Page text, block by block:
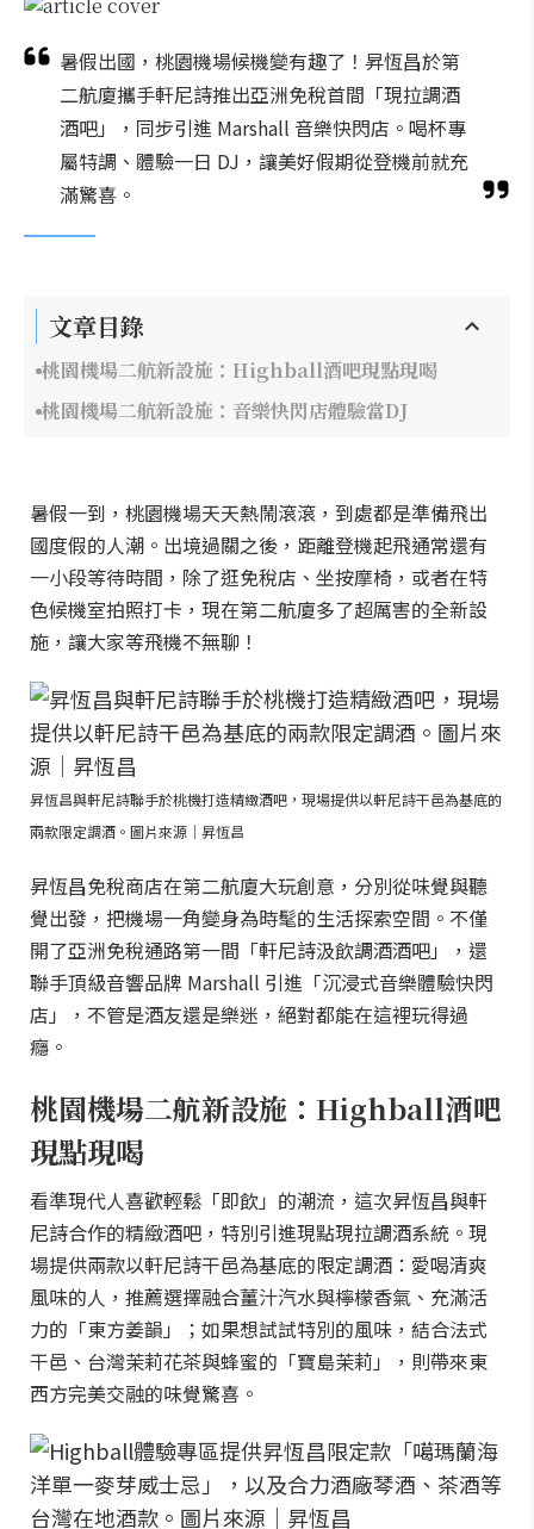
暑假出國，桃園機場候機變有趣了！昇恆昌於第
二航廈攜手軒尼詩推出亞洲免稅首間「現拉調酒
酒吧」，同步引進 Marshall 音樂快閃店。喝杯專
屬特調、體驗一日 DJ，讓美好假期從登機前就充
滿驚喜。
文章目錄
桃園機場二航新設施：Highball酒吧現點現喝
桃園機場二航新設施：音樂快閃店體驗當DJ
暑假一到，桃園機場天天熱鬧滾滾，到處都是準備飛出
國度假的人潮。出境過關之後，距離登機起飛通常還有
一小段等待時間，除了逛免稅店、坐按摩椅，或者在特
色候機室拍照打卡，現在第二航廈多了超厲害的全新設
施，讓大家等飛機不無聊！
昇恆昌與軒尼詩聯手於桃機打造精緻酒吧，現場提供以軒尼詩干邑為基底的
兩款限定調酒。圖片來源｜昇恆昌
昇恆昌免稅商店在第二航廈大玩創意，分別從味覺與聽
覺出發，把機場一角變身為時髦的生活探索空間。不僅
開了亞洲免稅通路第一間「軒尼詩汲飲調酒酒吧」，還
聯手頂級音響品牌 Marshall 引進「沉浸式音樂體驗快閃
店」，不管是酒友還是樂迷，絕對都能在這裡玩得過
癮。
桃園機場二航新設施：Highball酒吧
現點現喝
看準現代人喜歡輕鬆「即飲」的潮流，這次昇恆昌與軒
尼詩合作的精緻酒吧，特別引進現點現拉調酒系統。現
場提供兩款以軒尼詩干邑為基底的限定調酒：愛喝清爽
風味的人，推薦選擇融合薑汁汽水與檸檬香氣、充滿活
力的「東方姜韻」；如果想試試特別的風味，結合法式
干邑、台灣茉莉花茶與蜂蜜的「寶島茉莉」，則帶來東
西方完美交融的味覺驚喜。